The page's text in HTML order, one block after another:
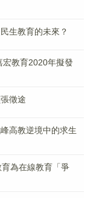
生教育的未來？
教育2020年擬發
徵途
高教逆境中的求生
為在線教育「爭